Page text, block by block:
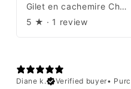
Gilet en cachemire Chanel Automne 1995
5 ★ · 1 review
Diane k.
Verified buyer•